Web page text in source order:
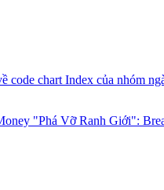
code chart Index của nhóm
"Phá Vỡ Ranh Giới":